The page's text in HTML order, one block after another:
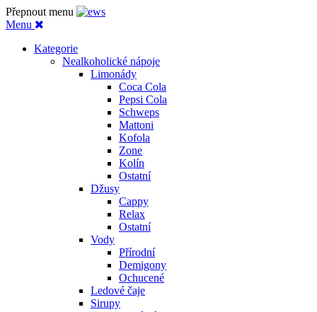
Přepnout menu
Menu
Kategorie
Nealkoholické nápoje
Limonády
Coca Cola
Pepsi Cola
Schweps
Mattoni
Kofola
Zone
Kolín
Ostatní
Džusy
Cappy
Relax
Ostatní
Vody
Přírodní
Demigony
Ochucené
Ledové čaje
Sirupy